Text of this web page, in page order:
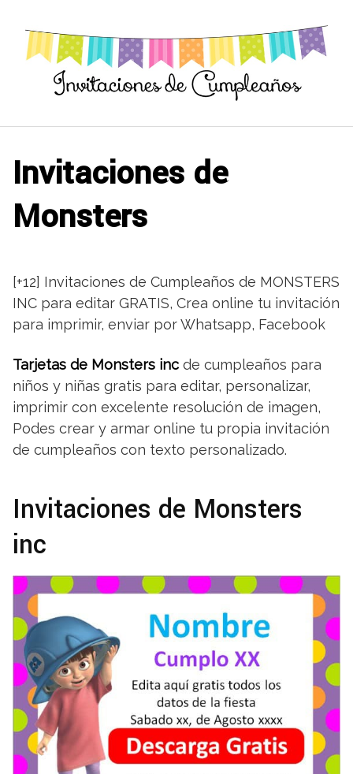
contenido
Invitaciones de
Monsters
[+12] Invitaciones de Cumpleaños de MONSTERS
INC para editar GRATIS, Crea online tu invitación
para imprimir, enviar por Whatsapp, Facebook
Tarjetas de Monsters inc de cumpleaños para
niños y niñas gratis para editar, personalizar,
imprimir con excelente resolución de imagen,
Podes crear y armar online tu propia invitación
de cumpleaños con texto personalizado.
Invitaciones de Monsters
inc